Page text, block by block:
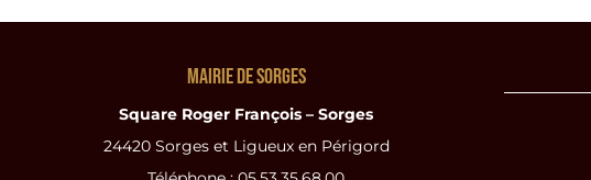
Mairie de Sorges
Square Roger François – Sorges
24420 Sorges et Ligueux en Périgord